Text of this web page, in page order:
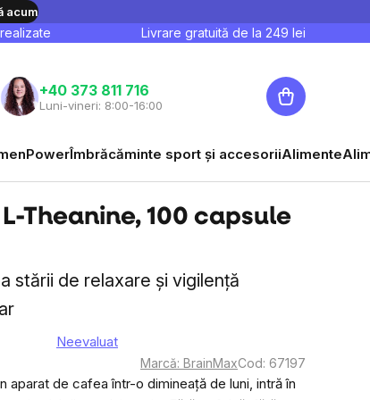
acum
Livrare gratuită de la 249 lei
+40 373 811 716
Luni-vineri: 8:00-16:00
Coş
de
Îmbrăcăminte sport și accesoriiAlimente
Theanine, 100 capsule
stării de relaxare și vigilență
Neevaluat
Marcă: BrainMaxCod: 67197
aparat de cafea într-o dimineață de luni, intră în